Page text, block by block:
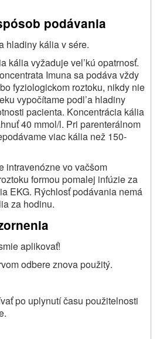
podávania
hladiny kália v sére.
kália vyžaduje vel’kú opatrnosť.
Imuna sa podáva vždy
fyziologickom roztoku, nikdy nie
vypočítame podl’a hladiny
pacienta. Koncentrácia kália
40 mmol/l. Pri parenterálnom
viac kália než 150-
intravenózne vo vačšom
formou pomalej infúzie za
EKG. Rýchlosť podávania nemá
za hodinu.
aplikovať!
odbere znova použitý.
po uplynutí času použitelnosti